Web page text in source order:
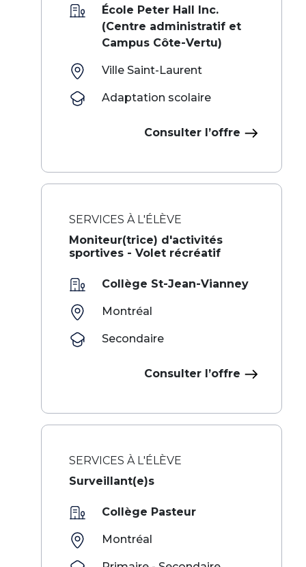
École Peter Hall Inc.
(Centre administratif et
Campus Côte-Vertu)
Ville Saint-Laurent
Adaptation scolaire
Consulter l’offre
SERVICES À L'ÉLÈVE
‌ ‍ ​‍​‍‌‍Moniteur(trice) d'activités
sportives - Volet récréatif​​​ ‌ ​‍‌‍‍‌‌‍‌ ‌‍‍‌‌‍ ‍​‍​‍​ ‍‍​‍​‍‌ ​ ‌‍​‌‌‍ ‍‌‍‍‌‌ ‌​‌ ‍‌​‍ ‍‌‍‍‌‌‍ ​‍​‍​‍ ​​‍​‍‌‍‍​‌ ​‍‌‍‌‌‌‍‌‍​‍​‍​ ‍‍​‍​‍‌‍‍​‌ ‌​‌ ‌​‌ ​​‌ ​ ​ ‍‍​‍ ​‍ ‌‍​ ‌ ​ ‌‍‍‍‌ ‌‍​‍ ‌‌ ​ ‌ ‌​‌ ‌‌‌‍‌​‌‍‍‌‌‍ ​
Collège St-Jean-Vianney
Montréal
Secondaire
Consulter l’offre
SERVICES À L'ÉLÈVE
Surveillant(e)s
Collège Pasteur
Montréal